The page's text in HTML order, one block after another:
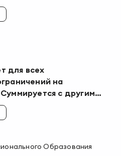
для всех
на
с другими
все товары.
Образования